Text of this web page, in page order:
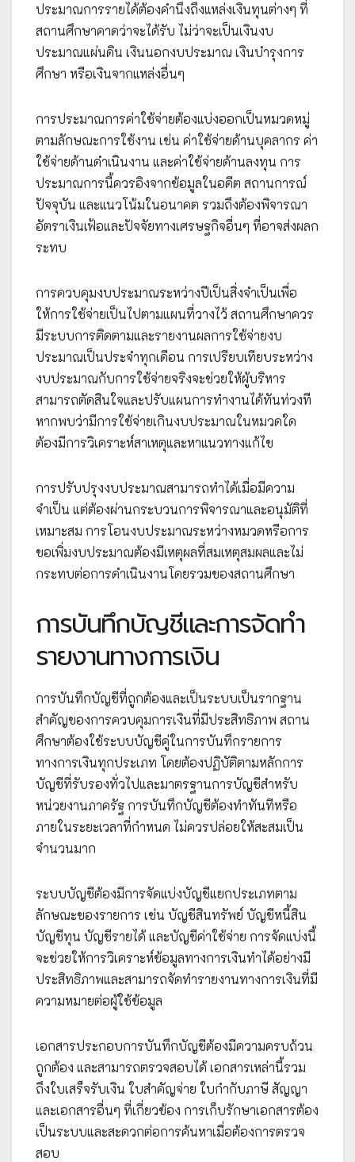
ประมาณการรายได้ต้องคำนึงถึงแหล่งเงินทุนต่างๆ ที่
สถานศึกษาคาดว่าจะได้รับ ไม่ว่าจะเป็นเงินงบ
ประมาณแผ่นดิน เงินนอกงบประมาณ เงินบำรุงการ
ศึกษา หรือเงินจากแหล่งอื่นๆ
การประมาณการค่าใช้จ่ายต้องแบ่งออกเป็นหมวดหมู่
ตามลักษณะการใช้งาน เช่น ค่าใช้จ่ายด้านบุคลากร ค่า
ใช้จ่ายด้านดำเนินงาน และค่าใช้จ่ายด้านลงทุน การ
ประมาณการนี้ควรอิงจากข้อมูลในอดีต สถานการณ์
ปัจจุบัน และแนวโน้มในอนาคต รวมถึงต้องพิจารณา
อัตราเงินเฟ้อและปัจจัยทางเศรษฐกิจอื่นๆ ที่อาจส่งผลก
ระทบ
การควบคุมงบประมาณระหว่างปีเป็นสิ่งจำเป็นเพื่อ
ให้การใช้จ่ายเป็นไปตามแผนที่วางไว้ สถานศึกษาควร
มีระบบการติดตามและรายงานผลการใช้จ่ายงบ
ประมาณเป็นประจำทุกเดือน การเปรียบเทียบระหว่าง
งบประมาณกับการใช้จ่ายจริงจะช่วยให้ผู้บริหาร
สามารถตัดสินใจและปรับแผนการทำงานได้ทันท่วงที
หากพบว่ามีการใช้จ่ายเกินงบประมาณในหมวดใด
ต้องมีการวิเคราะห์สาเหตุและหาแนวทางแก้ไข
การปรับปรุงงบประมาณสามารถทำได้เมื่อมีความ
จำเป็น แต่ต้องผ่านกระบวนการพิจารณาและอนุมัติที่
เหมาะสม การโอนงบประมาณระหว่างหมวดหรือการ
ขอเพิ่มงบประมาณต้องมีเหตุผลที่สมเหตุสมผลและไม่
กระทบต่อการดำเนินงานโดยรวมของสถานศึกษา
การบันทึกบัญชีและการจัดทำ
รายงานทางการเงิน
การบันทึกบัญชีที่ถูกต้องและเป็นระบบเป็นรากฐาน
สำคัญของการควบคุมการเงินที่มีประสิทธิภาพ สถาน
ศึกษาต้องใช้ระบบบัญชีคู่ในการบันทึกรายการ
ทางการเงินทุกประเภท โดยต้องปฏิบัติตามหลักการ
บัญชีที่รับรองทั่วไปและมาตรฐานการบัญชีสำหรับ
หน่วยงานภาครัฐ การบันทึกบัญชีต้องทำทันทีหรือ
ภายในระยะเวลาที่กำหนด ไม่ควรปล่อยให้สะสมเป็น
จำนวนมาก
ระบบบัญชีต้องมีการจัดแบ่งบัญชีแยกประเภทตาม
ลักษณะของรายการ เช่น บัญชีสินทรัพย์ บัญชีหนี้สิน
บัญชีทุน บัญชีรายได้ และบัญชีค่าใช้จ่าย การจัดแบ่งนี้
จะช่วยให้การวิเคราะห์ข้อมูลทางการเงินทำได้อย่างมี
ประสิทธิภาพและสามารถจัดทำรายงานทางการเงินที่มี
ความหมายต่อผู้ใช้ข้อมูล
เอกสารประกอบการบันทึกบัญชีต้องมีความครบถ้วน
ถูกต้อง และสามารถตรวจสอบได้ เอกสารเหล่านี้รวม
ถึงใบเสร็จรับเงิน ใบสำคัญจ่าย ใบกำกับภาษี สัญญา
และเอกสารอื่นๆ ที่เกี่ยวข้อง การเก็บรักษาเอกสารต้อง
เป็นระบบและสะดวกต่อการค้นหาเมื่อต้องการตรวจ
สอบ